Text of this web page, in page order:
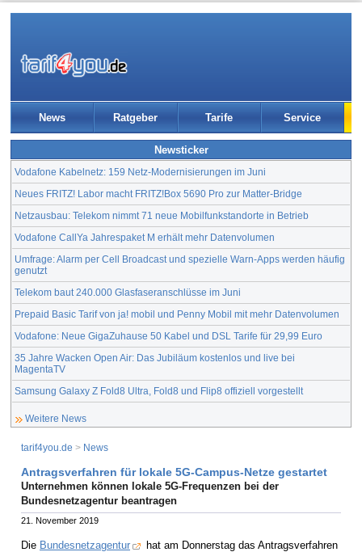
News Ratgeber Tarife Service
Newsticker
Vodafone Kabelnetz: 159 Netz-Modernisierungen im Juni
Neues FRITZ! Labor macht FRITZ!Box 5690 Pro zur Matter-Bridge
Netzausbau: Telekom nimmt 71 neue Mobilfunkstandorte in Betrieb
Vodafone CallYa Jahrespaket M erhält mehr Datenvolumen
Umfrage: Alarm per Cell Broadcast und spezielle Warn-Apps werden häufig
genutzt
Telekom baut 240.000 Glasfaseranschlüsse im Juni
Prepaid Basic Tarif von ja! mobil und Penny Mobil mit mehr Datenvolumen
Vodafone: Neue GigaZuhause 50 Kabel und DSL Tarife für 29,99 Euro
35 Jahre Wacken Open Air: Das Jubiläum kostenlos und live bei
MagentaTV
Samsung Galaxy Z Fold8 Ultra, Fold8 und Flip8 offiziell vorgestellt
Weitere News
tarif4you.de > News
Antragsverfahren für lokale 5G-Campus-Netze gestartet
Unternehmen können lokale 5G-Frequenzen bei der
Bundesnetzagentur beantragen
21. November 2019
Die Bundesnetzagentur
hat am Donnerstag das Antragsverfahren